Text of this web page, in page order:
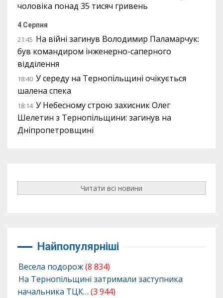
чоловіка понад 35 тисяч гривень
4 Серпня
21:45 На війні загинув Володимир Паламарчук:
був командиром інженерно-саперного
відділення
18:40 У середу на Тернопільщині очікується
шалена спека
18:14 У Небесному строю захисник Олег
Шелетин з Тернопільщини: загинув на
Дніпропетровщині
Читати всі новини
Найпопулярніші
Весела подорож(8 834)
На Тернопільщині затримали заступника
начальника ТЦК… (3 944)